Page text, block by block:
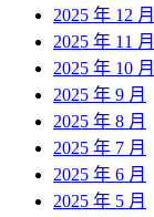
2025 年 12 月
2025 年 11 月
2025 年 10 月
2025 年 9 月
2025 年 8 月
2025 年 7 月
2025 年 6 月
2025 年 5 月